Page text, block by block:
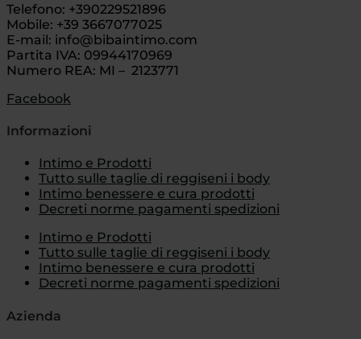
Telefono: +390229521896
Mobile: +39 3667077025
E-mail: info@bibaintimo.com
Partita IVA: 09944170969
Numero REA: MI – 2123771
Facebook
Informazioni
Intimo e Prodotti
Tutto sulle taglie di reggiseni i body
Intimo benessere e cura prodotti
Decreti norme pagamenti spedizioni
Intimo e Prodotti
Tutto sulle taglie di reggiseni i body
Intimo benessere e cura prodotti
Decreti norme pagamenti spedizioni
Azienda